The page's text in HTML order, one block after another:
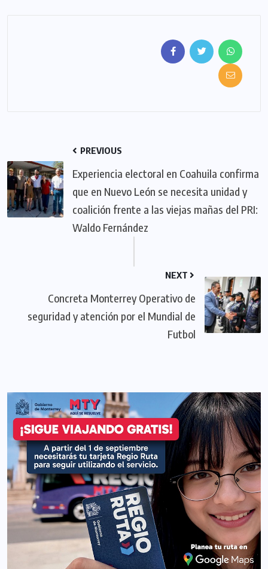
PREVIOUS
Experiencia electoral en Coahuila confirma
que en Nuevo León se necesita unidad y
coalición frente a las viejas mañas del PRI:
Waldo Fernández
NEXT
Concreta Monterrey Operativo de
seguridad y atención por el Mundial de
Futbol